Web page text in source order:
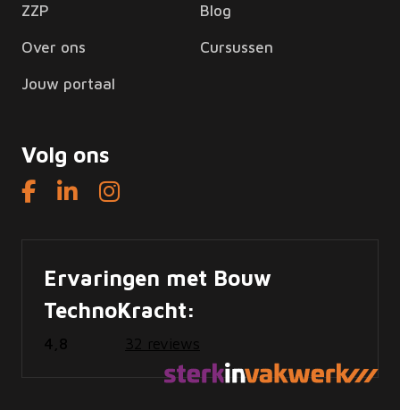
ZZP
Over ons
Jouw portaal
Blog
Cursussen
Volg ons
Ervaringen met Bouw
TechnoKracht:
4,8 32 reviews